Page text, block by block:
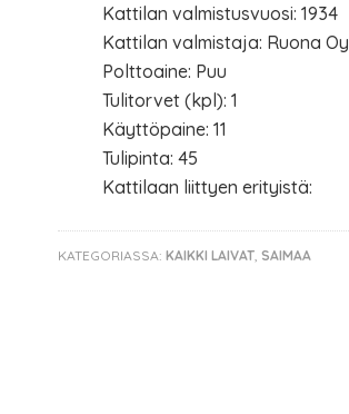
Kattilan valmistusvuosi: 1934
Kattilan valmistaja: Ruona Oy
Polttoaine: Puu
Tulitorvet (kpl): 1
Käyttöpaine: 11
Tulipinta: 45
Kattilaan liittyen erityistä:
KATEGORIASSA:KAIKKI LAIVAT ,SAIMAA